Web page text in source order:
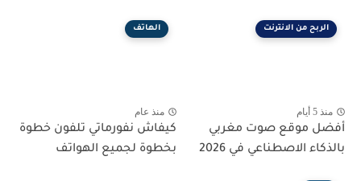
الربح من الانترنت
منذ 5 أيام
أفضل موقع صوت مغربي
بالذكاء الاصطناعي في 2026
الهاتف
منذ عام
كيفاش نفورماتي تلفون خطوة
بخطوة لجميع الهواتف